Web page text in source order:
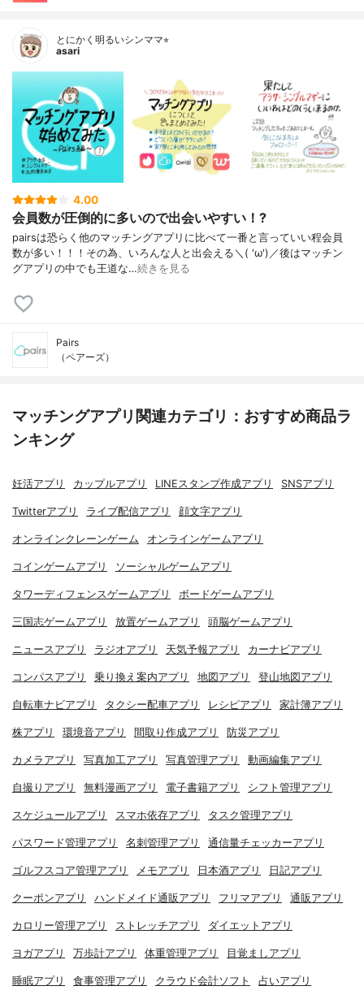
とにかく明るいシンママ⭐︎
asari
4.00
会員数が圧倒的に多いので出会いやすい！?
pairsは恐らく他のマッチングアプリに比べて一番と言っていい程会員
数が多い！！！その為、いろんな人と出会える＼( 'ω')／後はマッチン
グアプリの中でも王道な…続きを見る
Pairs
（ペアーズ）
マッチングアプリ関連カテゴリ：おすすめ商品ラ
ンキング
妊活アプリ カップルアプリ LINEスタンプ作成アプリ SNSアプリ
Twitterアプリ ライブ配信アプリ 顔文字アプリ
オンラインクレーンゲーム オンラインゲームアプリ
コインゲームアプリ ソーシャルゲームアプリ
タワーディフェンスゲームアプリ ボードゲームアプリ
三国志ゲームアプリ 放置ゲームアプリ 頭脳ゲームアプリ
ニュースアプリ ラジオアプリ 天気予報アプリ カーナビアプリ
コンパスアプリ 乗り換え案内アプリ 地図アプリ 登山地図アプリ
自転車ナビアプリ タクシー配車アプリ レシピアプリ 家計簿アプリ
株アプリ 環境音アプリ 間取り作成アプリ 防災アプリ
カメラアプリ 写真加工アプリ 写真管理アプリ 動画編集アプリ
自撮りアプリ 無料漫画アプリ 電子書籍アプリ シフト管理アプリ
スケジュールアプリ スマホ依存アプリ タスク管理アプリ
パスワード管理アプリ 名刺管理アプリ 通信量チェッカーアプリ
ゴルフスコア管理アプリ メモアプリ 日本酒アプリ 日記アプリ
クーポンアプリ ハンドメイド通販アプリ フリマアプリ 通販アプリ
カロリー管理アプリ ストレッチアプリ ダイエットアプリ
ヨガアプリ 万歩計アプリ 体重管理アプリ 目覚ましアプリ
睡眠アプリ 食事管理アプリ クラウド会計ソフト 占いアプリ